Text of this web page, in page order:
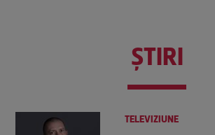
ŞTIRI
TELEVIZIUNE